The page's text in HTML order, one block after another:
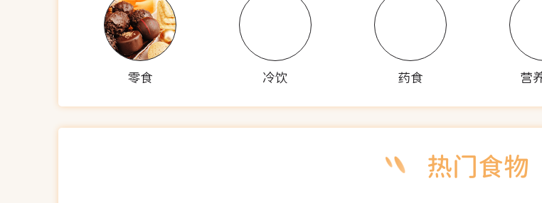
零食 冷饮 药食 营